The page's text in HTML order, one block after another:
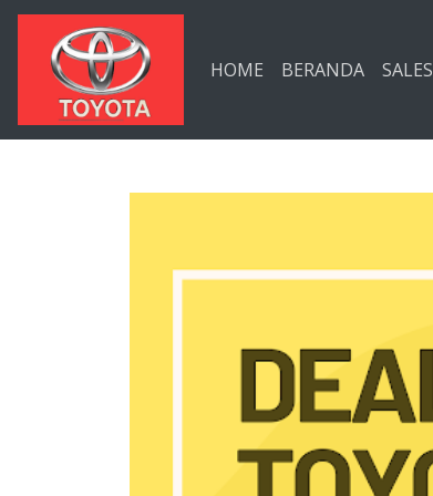
Langsung ke konten utama
HOME BERANDA SALES